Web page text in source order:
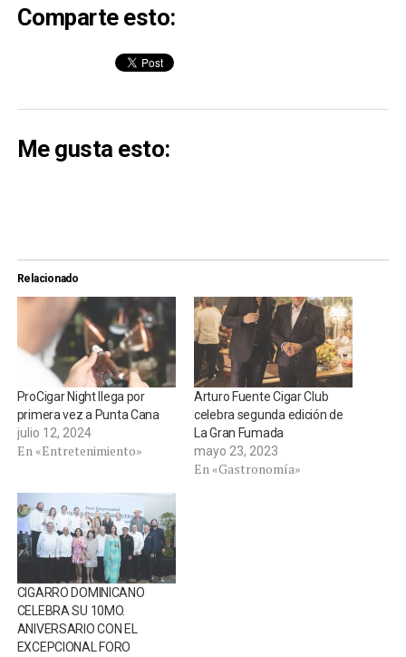
Comparte esto:
Me gusta esto:
Relacionado
ProCigar Night llega por
primera vez a Punta Cana
julio 12, 2024
En «Entretenimiento»
Arturo Fuente Cigar Club
celebra segunda edición de
La Gran Fumada
mayo 23, 2023
En «Gastronomía»
CIGARRO DOMINICANO
CELEBRA SU 10MO.
ANIVERSARIO CON EL
EXCEPCIONAL FORO